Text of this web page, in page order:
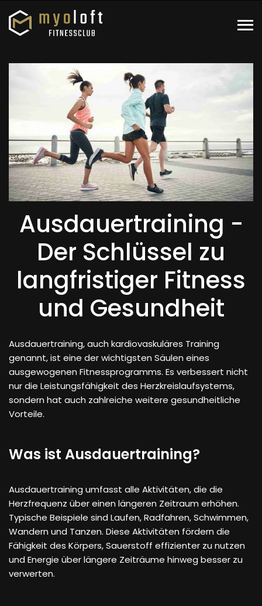
Ausdauertraining -
Der Schlüssel zu
langfristiger Fitness
und Gesundheit
Ausdauertraining, auch kardiovaskuläres Training
genannt, ist eine der wichtigsten Säulen eines
ausgewogenen Fitnessprogramms. Es verbessert nicht
nur die Leistungsfähigkeit des Herzkreislaufsystems,
sondern hat auch zahlreiche weitere gesundheitliche
Vorteile.
Was ist Ausdauertraining?
Ausdauertraining umfasst alle Aktivitäten, die die
Herzfrequenz über einen längeren Zeitraum erhöhen.
Typische Beispiele sind Laufen, Radfahren, Schwimmen,
Wandern und Tanzen. Diese Aktivitäten fördern die
Fähigkeit des Körpers, Sauerstoff effizienter zu nutzen
und Energie über längere Zeiträume hinweg besser zu
verwerten.